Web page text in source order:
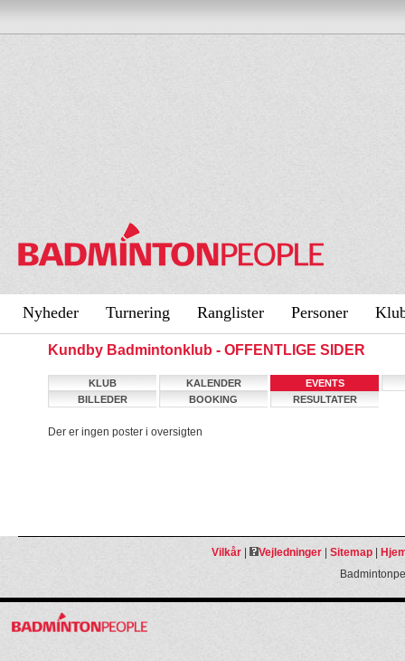
Nyheder Turnering Ranglister Personer
Kundby Badmintonklub - OFFENTLIGE SIDER
KLUB KALENDER
EVENTS
BILLEDER
BOOKING RESULTATER
Der er ingen poster i oversigten
Vilkår| Vejledninger| Sitemap|